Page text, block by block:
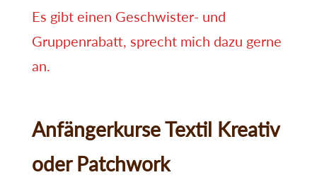
Es gibt einen Geschwister- und
Gruppenrabatt, sprecht mich dazu gerne
an.
Anfängerkurse Textil Kreativ
oder Patchwork